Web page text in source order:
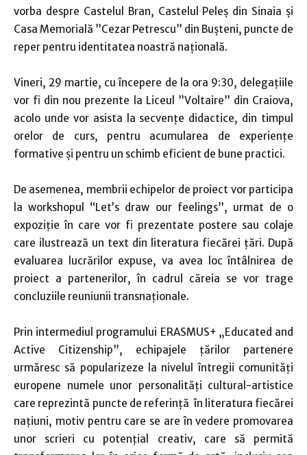
vorba despre Castelul Bran, Castelul Peleș din Sinaia și
Casa Memorială ”Cezar Petrescu” din Bușteni, puncte de
reper pentru identitatea noastră națională.
Vineri, 29 martie, cu începere de la ora 9:30, delegațiile
vor fi din nou prezente la Liceul ”Voltaire” din Craiova,
acolo unde vor asista la secvențe didactice, din timpul
orelor de curs, pentru acumularea de experiențe
formative și pentru un schimb eficient de bune practici.
De asemenea, membrii echipelor de proiect vor participa
la workshopul “Let’s draw our feelings”, urmat de o
expoziție în care vor fi prezentate postere sau colaje
care ilustrează un text din literatura fiecărei țări. După
evaluarea lucrărilor expuse, va avea loc întâlnirea de
proiect a partenerilor, în cadrul căreia se vor trage
concluziile reuniunii transnaționale.
Prin intermediul programului ERASMUS+ „Educated and
Active Citizenship”, echipajele țărilor partenere
urmăresc să popularizeze la nivelul întregii comunități
europene numele unor personalități cultural-artistice
care reprezintă puncte de referință în literatura fiecărei
națiuni, motiv pentru care se are în vedere promovarea
unor scrieri cu potențial creativ, care să permită